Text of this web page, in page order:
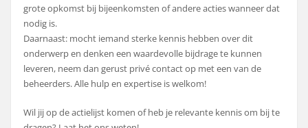
grote opkomst bij bijeenkomsten of andere acties wanneer dat
nodig is.
Daarnaast: mocht iemand sterke kennis hebben over dit
onderwerp en denken een waardevolle bijdrage te kunnen
leveren, neem dan gerust privé contact op met een van de
beheerders. Alle hulp en expertise is welkom!
Wil jij op de actielijst komen of heb je relevante kennis om bij te